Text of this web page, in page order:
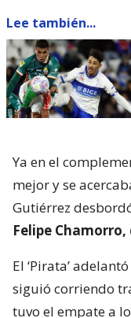
Lee también...
Ya en el
mejor y se
Gutiérrez
Felipe Chamorro,
El ‘Pirata’
siguió corriendo
tuvo el empate a